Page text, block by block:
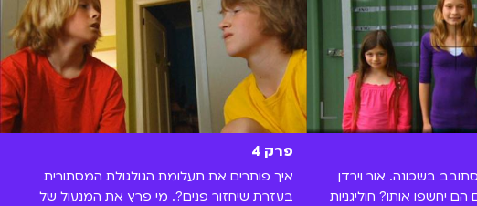
בשכונה. אור וירדן
יחשפו אותו? חוליגניות
פרק 4
איך פותרים את תעלומת הגולגולת המסתורית
בעזרת שיחזור פנים?. מי פרץ את המנעול של